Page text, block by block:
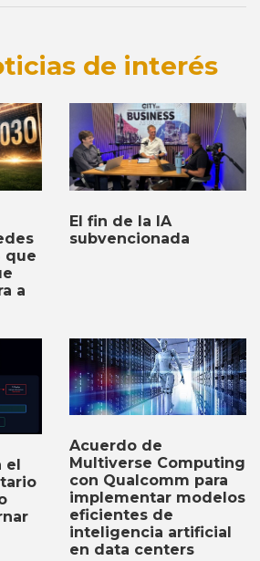
de interés
que
a
El fin de la IA
subvencionada
el
Acuerdo de
Multiverse Computing
con Qualcomm para
implementar modelos
eficientes de
inteligencia artificial
en data centers